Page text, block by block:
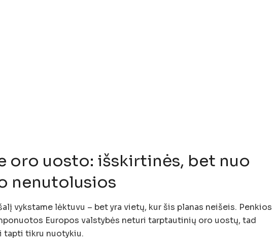
oro uosto: išskirtinės, bet nuo
nenutolusios
vykstame lėktuvu – bet yra vietų, kur šis planas neišeis. Penkios
Europos valstybės neturi tarptautinių oro uostų, tad
tapti tikru nuotykiu.